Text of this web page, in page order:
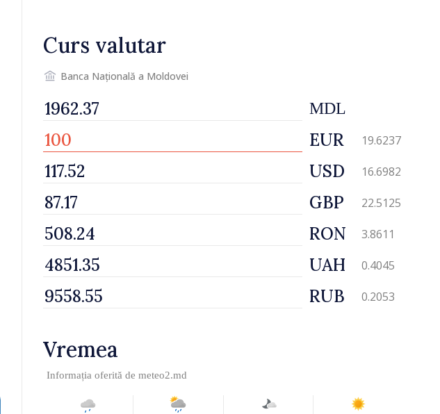
Curs valutar
Banca Națională a Moldovei
MDL
EUR 19.6237
USD 16.6982
GBP 22.5125
RON 3.8611
UAH 0.4045
RUB 0.2053
Vremea
Informația oferită de meteo2.md